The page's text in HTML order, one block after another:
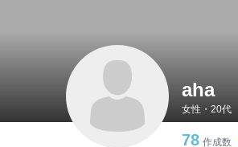
aha
女性・20代
78 作成数